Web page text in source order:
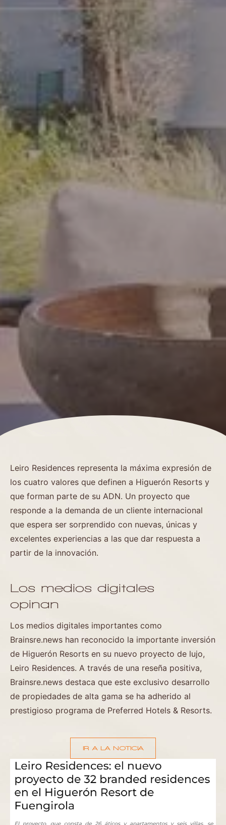
Leiro Residences representa la máxima expresión de
los cuatro valores que definen a Higuerón Resorts y
que forman parte de su ADN. Un proyecto que
responde a la demanda de un cliente internacional
que espera ser sorprendido con nuevas, únicas y
excelentes experiencias a las que dar respuesta a
partir de la innovación.
Los medios digitales
opinan
Los medios digitales importantes como
Brainsre.news han reconocido la importante inversión
de Higuerón Resorts en su nuevo proyecto de lujo,
Leiro Residences. A través de una reseña positiva,
Brainsre.news destaca que este exclusivo desarrollo
de propiedades de alta gama se ha adherido al
prestigioso programa de Preferred Hotels & Resorts.
IR A LA NOTICIA